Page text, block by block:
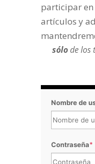
participar en
artículos y
sólode los
Nombre de
Contraseña*